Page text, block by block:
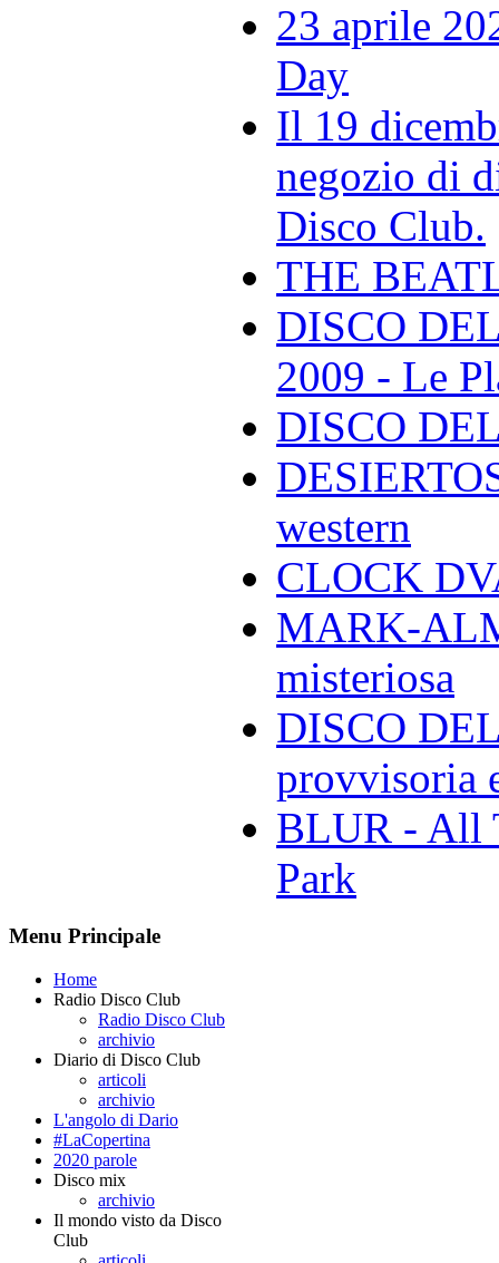
23 aprile
Day
Il 19
negozio di
Disco Club.
THE
DISCO
2009 - Le
DISCO
western
CLOCK
MARK-
misteriosa
DISCO
provvisoria
BLUR - All
Park
Menu Principale
Home
Radio Disco Club
Radio Disco Club
archivio
Diario di Disco Club
articoli
archivio
L'angolo di Dario
#LaCopertina
2020 parole
Disco mix
archivio
Il mondo visto da Disco
Club